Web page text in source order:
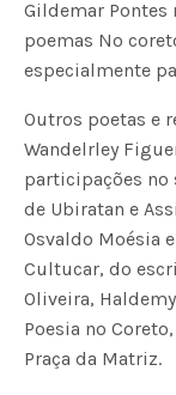
Gildemar Pontes
poemas No
especialmente
Outros poetas e
Wandelrley
participações no
de Ubiratan e
Osvaldo Moésia
Cultucar, do
Oliveira,
Poesia no
Praça da Matriz.